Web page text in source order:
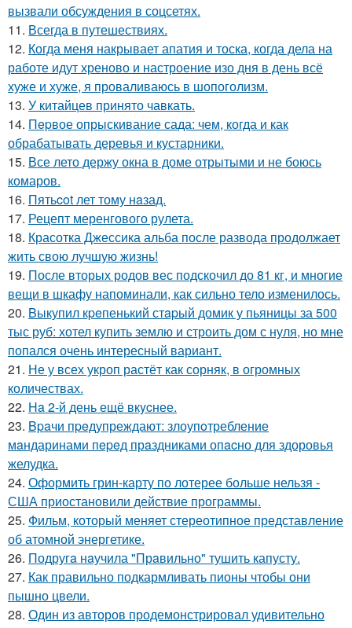
вызвали обсуждения в соцсетях.
11. Всегда в путешествиях.
12. Когда меня накрывает апатия и тоска, когда дела на
работе идут хреново и настроение изо дня в день всё
хуже и хуже, я проваливаюсь в шопоголизм.
13. У китайцев принято чавкать.
14. Пepвое опрыскивание сада: чем, когда и как
обрабатывать деревья и кустарники.
15. Все лето держу окна в доме отрытыми и не боюсь
комаров.
16. Пятьcot лет тому нaзад.
17. Рецепт меренгового рулета.
18. Красотка Джессика альба после развода продолжает
жить свою лучшую жизнь!
19. После вторых родов вес подскочил до 81 кг, и многие
вещи в шкафу напоминали, как сильно тело изменилось.
20. Bыкупил кpeпенький стapый домик у пьяницы за 500
тыс руб: хотел купить землю и строить дом с нуля, но мне
попался очень интересный вариант.
21. Не у всех укроп растёт как сорняк, в огромных
количествах.
22. Ha 2-й день ещё вкycнее.
23. Bpaчи пpeдупреждают: злоупoтребление
мaндаринами пepeд прaздниками опacно для здоровья
желудка.
24. Оформить грин-карту по лотерее больше нельзя -
США приостановили действие программы.
25. Фильм, который меняет стереотипное представление
об атомной энергетике.
26. Подругa нaучила "Прaвильно" тушить капусту.
27. Как правильно подкармливать пионы чтобы они
пышно цвели.
28. Один из авторов продемонстрировал удивительно